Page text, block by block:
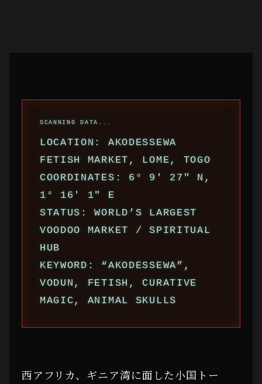
LOCATION: AKODESSEWA
FETISH MARKET, LOME, TOGO
COORDINATES: 6° 9′ 27″ N,
1° 16′ 1″ E
STATUS: WORLD’S LARGEST
VOODOO MARKET / SPIRITUAL
HUB
KEYWORD: “AKODESSEWA”,
VODUN, FETISH, CURATIVE
MAGIC, ANIMAL SKULLS
西アフリカ、ギニア湾に面した小国トー